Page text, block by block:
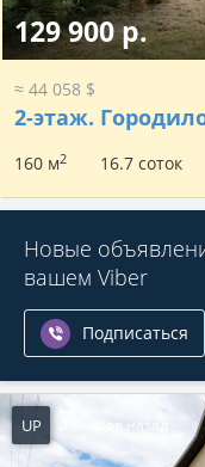
129 900 р.
≈ 44 058 $
2-этаж.
160 м2 16.7 соток
Новые
вашем Viber
Подписаться
UP 17 часов назад